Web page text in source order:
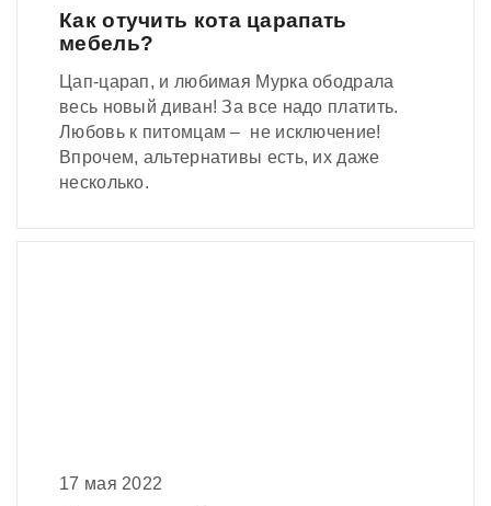
Как отучить кота царапать
мебель?
Цап-царап, и любимая Мурка ободрала
весь новый диван! За все надо платить.
Любовь к питомцам – не исключение!
Впрочем, альтернативы есть, их даже
несколько.
17 мая 2022